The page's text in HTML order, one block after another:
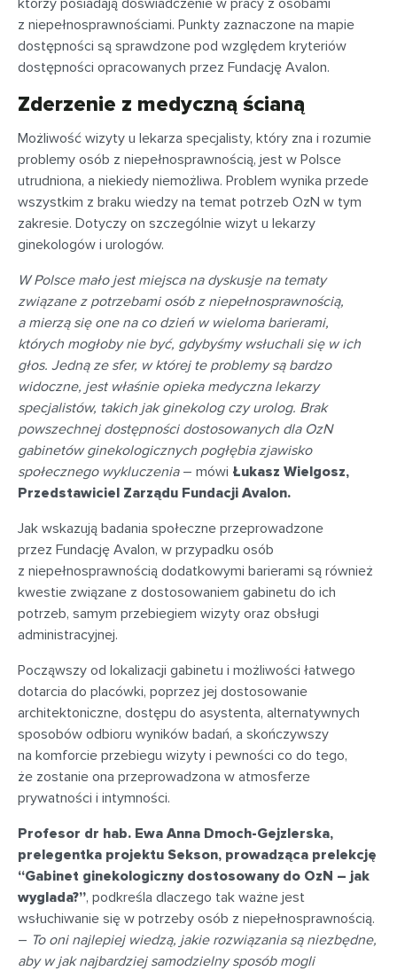
którzy posiadają doświadczenie w pracy z osobami
z niepełnosprawnościami. Punkty zaznaczone na mapie
dostępności są sprawdzone pod względem kryteriów
dostępności opracowanych przez Fundację Avalon.
Zderzenie z medyczną ścianą
Możliwość wizyty u lekarza specjalisty, który zna i rozumie
problemy osób z niepełnosprawnością, jest w Polsce
utrudniona, a niekiedy niemożliwa. Problem wynika przede
wszystkim z braku wiedzy na temat potrzeb OzN w tym
zakresie. Dotyczy on szczególnie wizyt u lekarzy
ginekologów i urologów.
W Polsce mało jest miejsca na dyskusje na tematy
związane z potrzebami osób z niepełnosprawnością,
a mierzą się one na co dzień w wieloma barierami,
których mogłoby nie być, gdybyśmy wsłuchali się w ich
głos. Jedną ze sfer, w której te problemy są bardzo
widoczne, jest właśnie opieka medyczna lekarzy
specjalistów, takich jak ginekolog czy urolog. Brak
powszechnej dostępności dostosowanych dla OzN
gabinetów ginekologicznych pogłębia zjawisko
społecznego wykluczenia – mówi Łukasz Wielgosz,
Przedstawiciel Zarządu Fundacji Avalon.
Jak wskazują badania społeczne przeprowadzone
przez Fundację Avalon, w przypadku osób
z niepełnosprawnością dodatkowymi barierami są również
kwestie związane z dostosowaniem gabinetu do ich
potrzeb, samym przebiegiem wizyty oraz obsługi
administracyjnej.
Począwszy od lokalizacji gabinetu i możliwości łatwego
dotarcia do placówki, poprzez jej dostosowanie
architektoniczne, dostępu do asystenta, alternatywnych
sposobów odbioru wyników badań, a skończywszy
na komforcie przebiegu wizyty i pewności co do tego,
że zostanie ona przeprowadzona w atmosferze
prywatności i intymności.
Profesor dr hab. Ewa Anna Dmoch-Gejzlerska,
prelegentka projektu Sekson, prowadząca prelekcję
“Gabinet ginekologiczny dostosowany do OzN – jak
wyglada?”, podkreśla dlaczego tak ważne jest
wsłuchiwanie się w potrzeby osób z niepełnosprawnością.
– To oni najlepiej wiedzą, jakie rozwiązania są niezbędne,
aby w jak najbardziej samodzielny sposób mogli